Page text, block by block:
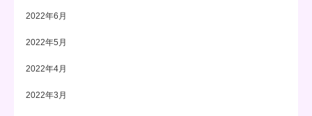
2022年6月
2022年5月
2022年4月
2022年3月